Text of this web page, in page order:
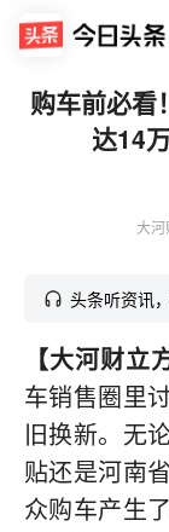
购车前必看
达14
大
头条听资讯
【大河财立
车销售圈里
旧换新。无
贴还是河南
众购车产生